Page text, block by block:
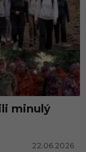
minulý
22.06.2026